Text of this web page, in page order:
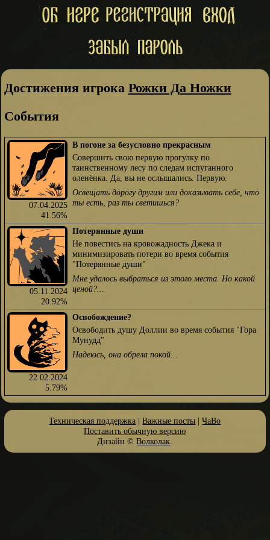
Достижения игрока Рожки Да Ножки
События
07.04.2025
41.56%
В погоне за безусловно прекрасным
Совершить свою первую прогулку по
таинственному лесу по следам испуганного
оленёнка. Да, вы не ослышались. Первую.
Освещать дорогу другим или доказывать себе, что
ты есть, раз ты светишься?
05.11.2024
20.92%
Потерянные души
Не повестись на кровожадность Джека и
минимизировать потери во время события
"Потерянные души"
Мне удалось выбраться из этого места. Но какой
ценой?...
22.02.2024
5.79%
Освобождение?
Освободить душу Доллии во время события "Гора
Мунудд"
Надеюсь, она обрела покой...
Техническая поддержка |Важные посты |ЧаВо
Поставить обычную версию
Дизайн ©Волколак